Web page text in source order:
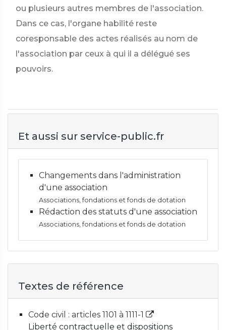
ou plusieurs autres membres de l'association.
Dans ce cas, l'organe habilité reste
coresponsable des actes réalisés au nom de
l'association par ceux à qui il a délégué ses
pouvoirs.
Et aussi sur service-public.fr
Changements dans l'administration
d'une association
Associations, fondations et fonds de dotation
Rédaction des statuts d'une association
Associations, fondations et fonds de dotation
Textes de référence
Code civil : articles 1101 à 1111-1
Liberté contractuelle et dispositions